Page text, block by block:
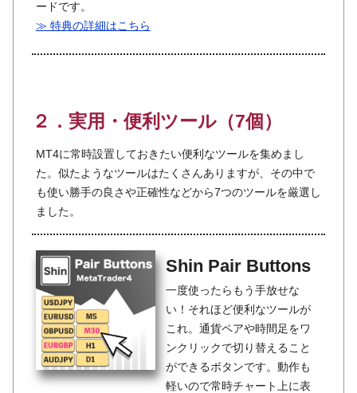
ードです。
≫ 特典の詳細はこちら
２．実用・便利ツール（7個）
MT4に常時設置しておきたい便利なツールを集めまし
た。似たようなツールはたくさんありますが、その中で
も使い勝手の良さや正確性などから7つのツールを厳選し
ました。
Shin Pair Buttons
一度使ったらもう手放せな
い！それほど便利なツールが
これ。通貨ペアや時間足をワ
ンクリックで切り替えること
ができるボタンです。動作も
軽いので常時チャート上に表